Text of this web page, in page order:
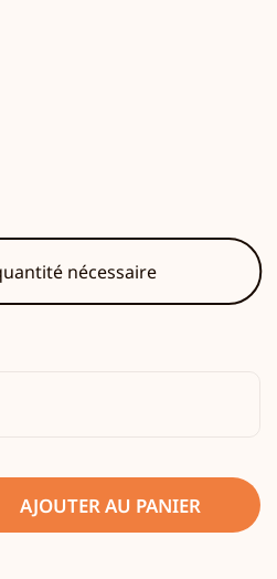
nécessaire
AJOUTER AU PANIER